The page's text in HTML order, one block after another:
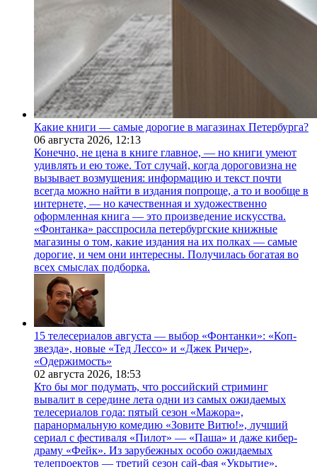
Какие книги — самые дорогие в магазинах Петербурга?
06 августа 2026, 12:13
Конечно, не цена в книге главное, — но книги умеют
удивлять и ею тоже. Тот случай, когда дороговизна не
вызывает возмущения: информацию и текст почти
всегда можно найти в издания попроще, а то и вообще в
интернете, — но качественная и художественно
оформленная книга — это произведение искусства.
«Фонтанка» расспросила петербургские книжные
магазины о том, какие издания на их полках — самые
дорогие, и чем они интересны. Получилась богатая во
всех смыслах подборка.
15 телесериалов августа — выбор «Фонтанки»: «Коп-
звезда», новые «Тед Лессо» и «Джек Ричер»,
«Одержимость»
02 августа 2026, 18:53
Кто бы мог подумать, что российский стриминг
вывалит в середине лета одни из самых ожидаемых
телесериалов года: пятый сезон «Мажора»,
паранормальную комедию «Зовите Витю!», лучший
сериал с фестиваля «Пилот» — «Паша» и даже кибер-
драму «Фейк». Из зарубежных особо ожидаемых
телепроектов — третий сезон сай-фая «Укрытие»,